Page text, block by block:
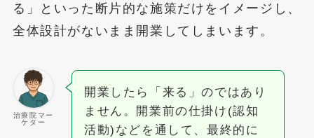
る」といった断片的な施策だけをイメージし、
全体設計がないまま開業してしまいます。
治療院マー
ケター
開業したら「来る」のではあり
ません。開業前の仕掛け(認知
活動)などを通して、最終的に